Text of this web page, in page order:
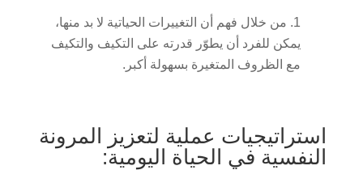
من خلال فهم أن التغييرات الحياتية لا بد منها،
يمكن للفرد أن يطوّر قدرته على التكيف والتكيف
مع الظروف المتغيرة بسهولة أكبر.
استراتيجيات عملية لتعزيز المرونة
النفسية في الحياة اليومية: